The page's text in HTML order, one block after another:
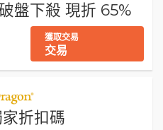
盤下殺 現折 65%
獲取交易
交易
折扣碼